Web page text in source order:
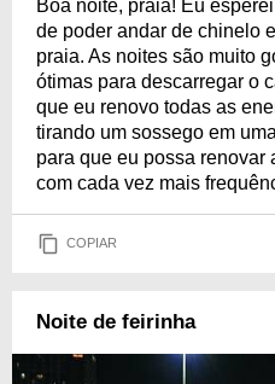
Boa noite, praia! Eu
de poder andar de chinelo
praia. As noites são muito
ótimas para descarregar o
que eu renovo todas as
tirando um sossego em
para que eu possa renovar
com cada vez mais
COPIAR
Noite de feirinha